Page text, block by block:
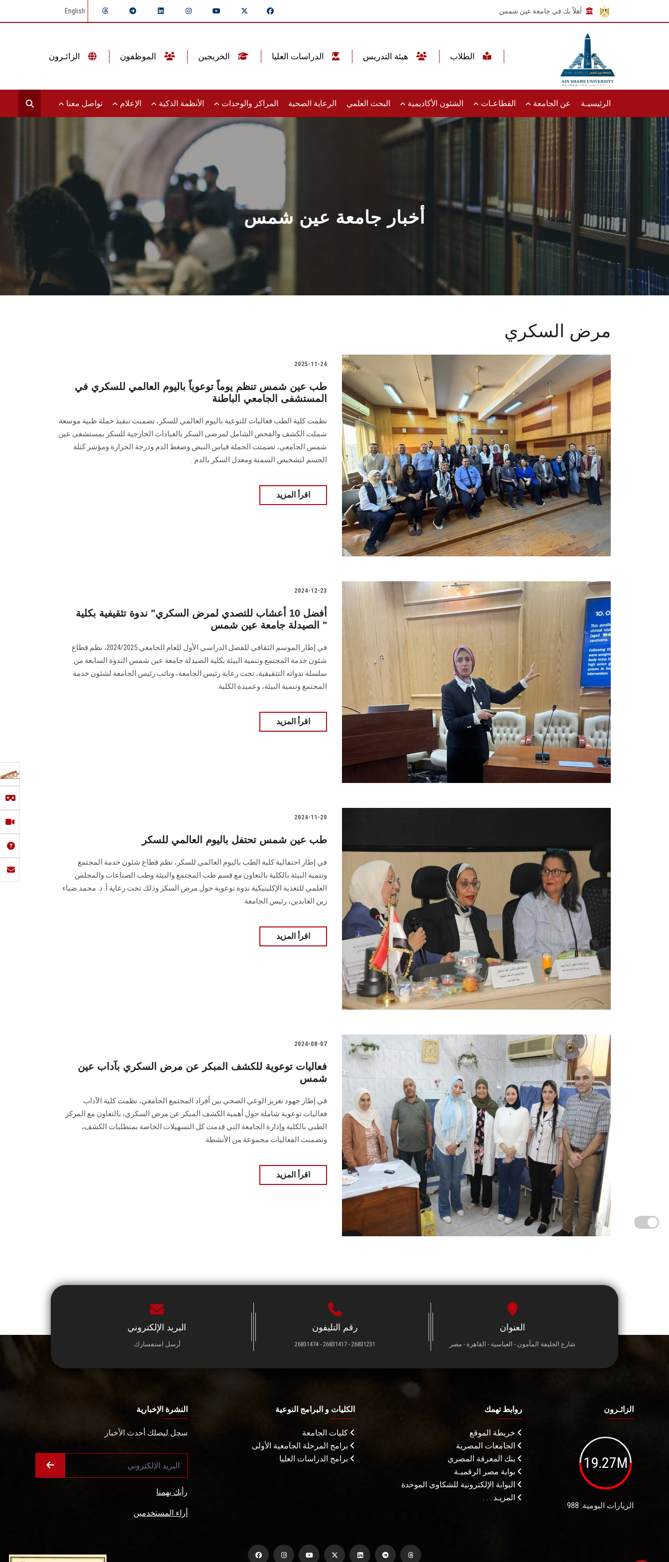
أهلاً بك في جامعة عين شمس English
الرئيسيـة عن الجامعة القطاعـات الشئون الأكاديمية البحث العلمي الرعاية الصحية المراكز والوحدات الأنظمة الذكية الإعلام تواصل معنا
أخبار جامعة عين شمس
مرض السكري
2025-11-24
طب عين شمس تنظم يوماً توعوياً باليوم العالمي للسكري في
المستشفى الجامعي الباطنة
نظمت كلية الطب فعاليات للتوعية باليوم العالمي للسكر، تضمنت تنفيذ حملة طبية موسعة
شملت الكشف والفحص الشامل لمرضى السكر بالعيادات الخارجية للسكر بمستشفى عين
شمس الجامعي، تضمنت الحملة قياس النبض وضغط الدم ودرجة الحرارة ومؤشر كتلة
الجسم لتشخيص السمنة ومعدل السكر بالدم .
اقرأ المزيد
2024-12-23
أفضل 10 أعشاب للتصدي لمرض السكري" ندوة تثقيفية بكلية
الصيدلة جامعة عين شمس "
في إطار الموسم الثقافي للفصل الدراسي الأول للعام الجامعي 2024/2025، نظم قطاع
شئون خدمة المجتمع وتنمية البيئة بكلية الصيدلة جامعة عين شمس الندوة السابعة من
سلسلة ندواته التثقيفية، تحت رعاية رئيس الجامعة، ونائب رئيس الجامعة لشئون خدمة
المجتمع وتنمية البيئة، وعميدة الكلية.
اقرأ المزيد
2024-11-20
طب عين شمس تحتفل باليوم العالمي للسكر
في إطار احتفالية كلية الطب باليوم العالمي للسكر، نظم قطاع شئون خدمة ‏المجتمع
وتنمية البيئة بالكلية بالتعاون مع قسم طب المجتمع والبيئة وطب الصناعات والمجلس
‏العلمي للتغذية الإكلينيكية ندوة توعوية حول مرض السكر وذلك تحت رعاية أ. د. محمد ضياء
‏زين العابدين، رئيس الجامعة
اقرأ المزيد
2024-08-07
فعاليات توعوية للكشف المبكر عن مرض السكري بآداب عين
شمس
في إطار جهود تعزيز الوعي الصحي بين أفراد المجتمع الجامعي، نظمت كلية الآداب
‏فعاليات توعوية شاملة حول أهمية الكشف المبكر عن مرض السكري، ‏بالتعاون مع المركز
الطبي بالكلية وإدارة الجامعة التي قدمت كل التسهيلات الخاصة بمتطلبات ‏الكشف، ‏
وتضمنت الفعاليات مجموعة من الأنشطة ‏
اقرأ المزيد
العنوان
شارع الخليفة المأمون - العباسية - القاهرة - مصر
رقم التليفون
26831231 - 26831417 - 26831474
البريد الإلكتروني
أرسل استفسارك.
الزائـرون
19.27M
الزيارات اليومية: 988
روابط تهمك
خريطة الموقع
الجامعات المصرية
بنك المعرفة المصري
بوابة مصر الرقميـة
البوابة الإلكترونية للشكاوى الموحدة
المزيـد . . .
الكليات و البرامج النوعية
كليات الجامعة
برامج المرحلة الجامعية الأولى
برامج الدراسات العليا
النشرة الإخبارية
سجل ليصلك أحدث الأخبار
رأيك يهمنا
أراء المستخدمين